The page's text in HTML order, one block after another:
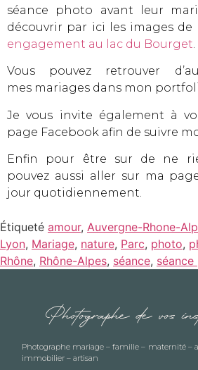
séance photo avant leur
découvrir par ici les images de
engagement au lac du Bourget.
Vous pouvez retrouver
mes mariages dans mon
Je vous invite également à
page Facebook afin de suivre
Enfin pour être sur de ne
pouvez aussi aller sur ma
jour quotidiennement.
Étiqueté amour, Auvergne-Rhone-
Lyon, Mariage, nature, Parc, photo,
Rhône, Rhône-Alpes, séance,
Photographe de vos
Photographe mariage –famille – maternité–
immobilier – artisan